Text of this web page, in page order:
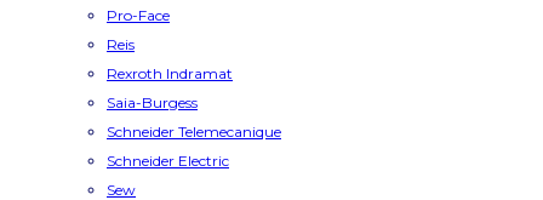
Pro-Face
Reis
Rexroth Indramat
Saia-Burgess
Schneider Telemecanique
Schneider Electric
Sew